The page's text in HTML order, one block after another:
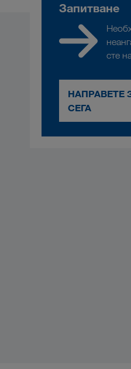
Запитване
сте
НАПРАВЕТЕ
СЕГА